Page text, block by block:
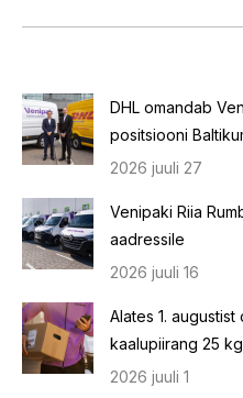
DHL omandab
positsiooni
2026 juuli 27
Venipaki Riia
aadressile
2026 juuli 16
Alates 1.
kaalupiirang 25 kg
2026 juuli 1